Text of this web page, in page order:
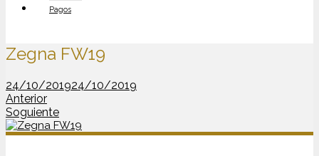
Pagos
Zegna FW19
24/10/201924/10/2019
Anterior
Soguiente